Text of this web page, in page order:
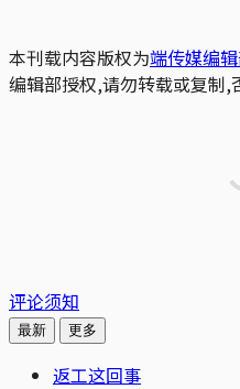
本刊载内容版权为端传媒编
编辑部授权,请勿转载或复制,
评论须知
最新 更多
返工这回事